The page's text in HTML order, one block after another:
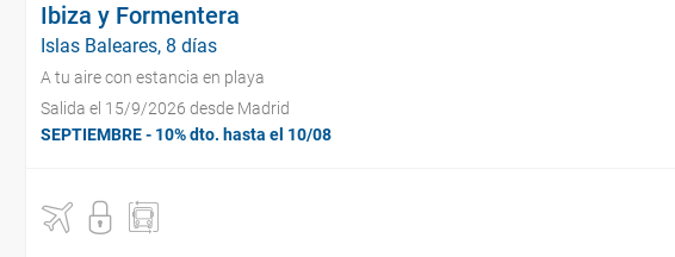
Ibiza y Formentera
Islas Baleares, 8 días
A tu aire con estancia en playa
Salida el 15/9/2026 desde Madrid
SEPTIEMBRE - 10% dto. hasta el 10/08